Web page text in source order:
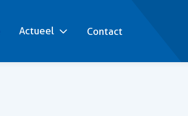
Actueel Contact